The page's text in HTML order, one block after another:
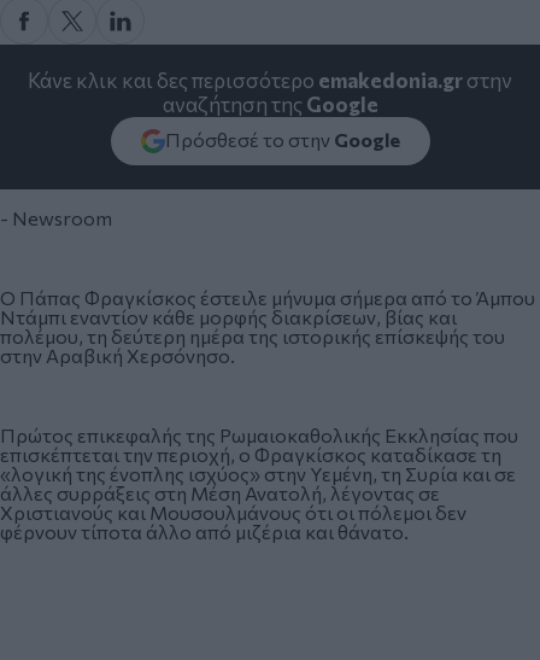
Κάνε κλικ και δες περισσότερο emakedonia.grστην
αναζήτηση της Google
Πρόσθεσέ το στην Google
- Newsroom
Ο Πάπας Φραγκίσκος έστειλε μήνυμα σήμερα από το Άμπου
Ντάμπι εναντίον κάθε μορφής διακρίσεων, βίας και
πολέμου, τη δεύτερη ημέρα της ιστορικής επίσκεψής του
στην Αραβική Χερσόνησο.
Πρώτος επικεφαλής της Ρωμαιοκαθολικής Εκκλησίας που
επισκέπτεται την περιοχή, ο Φραγκίσκος καταδίκασε τη
«λογική της ένοπλης ισχύος» στην Υεμένη, τη Συρία και σε
άλλες συρράξεις στη Μέση Ανατολή, λέγοντας σε
Χριστιανούς και Μουσουλμάνους ότι οι πόλεμοι δεν
φέρνουν τίποτα άλλο από μιζέρια και θάνατο.